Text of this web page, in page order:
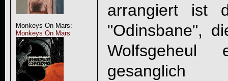
Monkeys On Mars:
Monkeys On Mars
arrangiert ist
"Odinsbane",
Wolfsgeheul